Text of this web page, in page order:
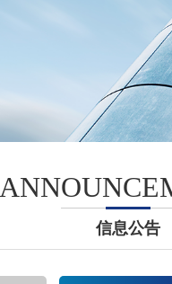
信息公告